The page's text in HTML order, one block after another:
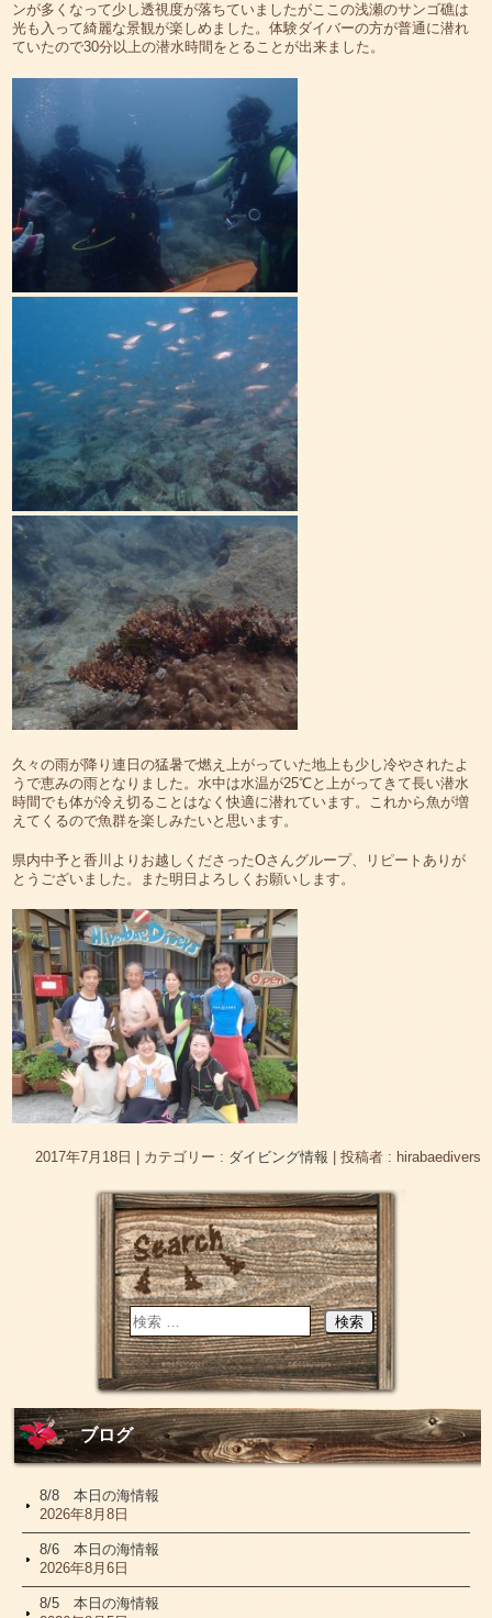
ンが多くなって少し透視度が落ちていましたがここの浅瀬のサンゴ礁は
光も入って綺麗な景観が楽しめました。体験ダイバーの方が普通に潜れ
ていたので30分以上の潜水時間をとることが出来ました。
久々の雨が降り連日の猛暑で燃え上がっていた地上も少し冷やされたよ
うで恵みの雨となりました。水中は水温が25℃と上がってきて長い潜水
時間でも体が冷え切ることはなく快適に潜れています。これから魚が増
えてくるので魚群を楽しみたいと思います。
県内中予と香川よりお越しくださったOさんグループ、リピートありが
とうございました。また明日よろしくお願いします。
2017年7月18日 カテゴリー : ダイビング情報 投稿者 : hirabaedivers
ブログ
8/8 本日の海情報
2026年8月8日
8/6 本日の海情報
2026年8月6日
8/5 本日の海情報